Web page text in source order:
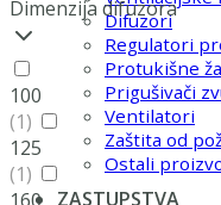
Difuzori
Regulatori
Protukišne
Prigušivači
Ventilatori
Zaštita od
Ostali
ZASTUPSTVA
Dimenzija difuzora
100
(1)
125
(1)